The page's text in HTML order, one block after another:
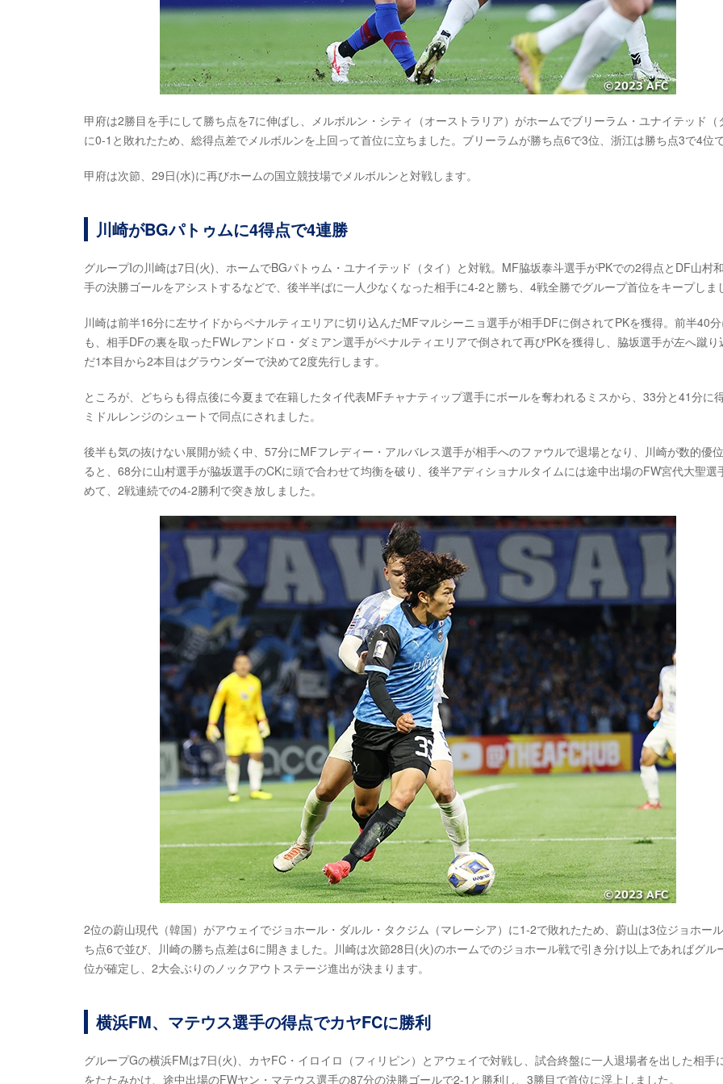
甲府は2勝目を手にして勝ち点を7に伸ばし、メルボルン・シティ（オーストラリア）がホームでブリーラム・ユナイテッド（
に0-1と敗れたため、総得点差でメルボルンを上回って首位に立ちました。ブリーラムが勝ち点6で3位、浙江は勝ち点3で4位
甲府は次節、29日(水)に再びホームの国立競技場でメルボルンと対戦します。
川崎がBGパトゥムに4得点で4連勝
グループIの川崎は7日(火)、ホームでBGパトゥム・ユナイテッド（タイ）と対戦。MF脇坂泰斗選手がPKでの2得点とDF山村
手の決勝ゴールをアシストするなどで、後半半ばに一人少なくなった相手に4-2と勝ち、4戦全勝でグループ首位をキープしま
川崎は前半16分に左サイドからペナルティエリアに切り込んだMFマルシーニョ選手が相手DFに倒されてPKを獲得。前半40
も、相手DFの裏を取ったFWレアンドロ・ダミアン選手がペナルティエリアで倒されて再びPKを獲得し、脇坂選手が左へ蹴り
だ1本目から2本目はグラウンダーで決めて2度先行します。
ところが、どちらも得点後に今夏まで在籍したタイ代表MFチャナティップ選手にボールを奪われるミスから、33分と41分に
ミドルレンジのシュートで同点にされました。
後半も気の抜けない展開が続く中、57分にMFフレディー・アルバレス選手が相手へのファウルで退場となり、川崎が数的優
ると、68分に山村選手が脇坂選手のCKに頭で合わせて均衡を破り、後半アディショナルタイムには途中出場のFW宮代大聖選
めて、2戦連続での4-2勝利で突き放しました。
2位の蔚山現代（韓国）がアウェイでジョホール・ダルル・タクジム（マレーシア）に1-2で敗れたため、蔚山は3位ジョホー
ち点6で並び、川崎の勝ち点差は6に開きました。川崎は次節28日(火)のホームでのジョホール戦で引き分け以上であればグル
位が確定し、2大会ぶりのノックアウトステージ進出が決まります。
横浜FM、マテウス選手の得点でカヤFCに勝利
グループGの横浜FMは7日(火)、カヤFC・イロイロ（フィリピン）とアウェイで対戦し、試合終盤に一人退場者を出した相手
をたたみかけ、途中出場のFWヤン・マテウス選手の87分の決勝ゴールで2-1と勝利し、3勝目で首位に浮上しました。